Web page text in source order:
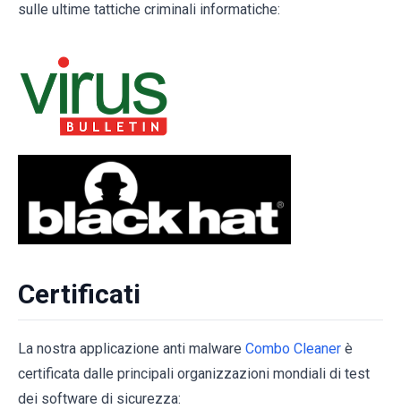
sulle ultime tattiche criminali informatiche:
Certificati
La nostra applicazione anti malware Combo Cleaner è
certificata dalle principali organizzazioni mondiali di test
dei software di sicurezza: